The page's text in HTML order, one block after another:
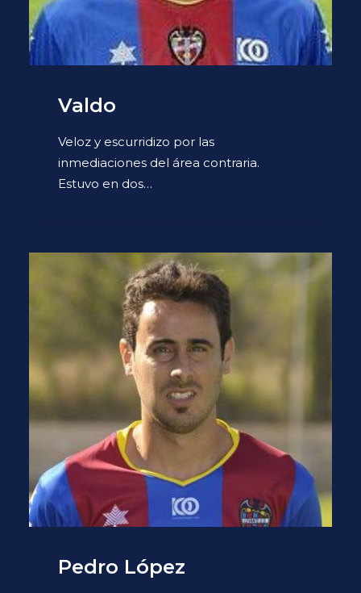
Valdo
Veloz y escurridizo por las
inmediaciones del área contraria.
Estuvo en dos…
Pedro López